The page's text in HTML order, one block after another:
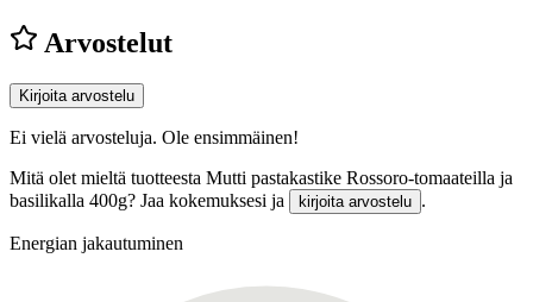
Arvostelut
Kirjoita arvostelu
Ei vielä arvosteluja. Ole ensimmäinen!
Mitä olet mieltä tuotteesta Mutti pastakastike Rossoro-tomaateilla ja
basilikalla 400g? Jaa kokemuksesi ja
kirjoita arvostelu .
Energian jakautuminen